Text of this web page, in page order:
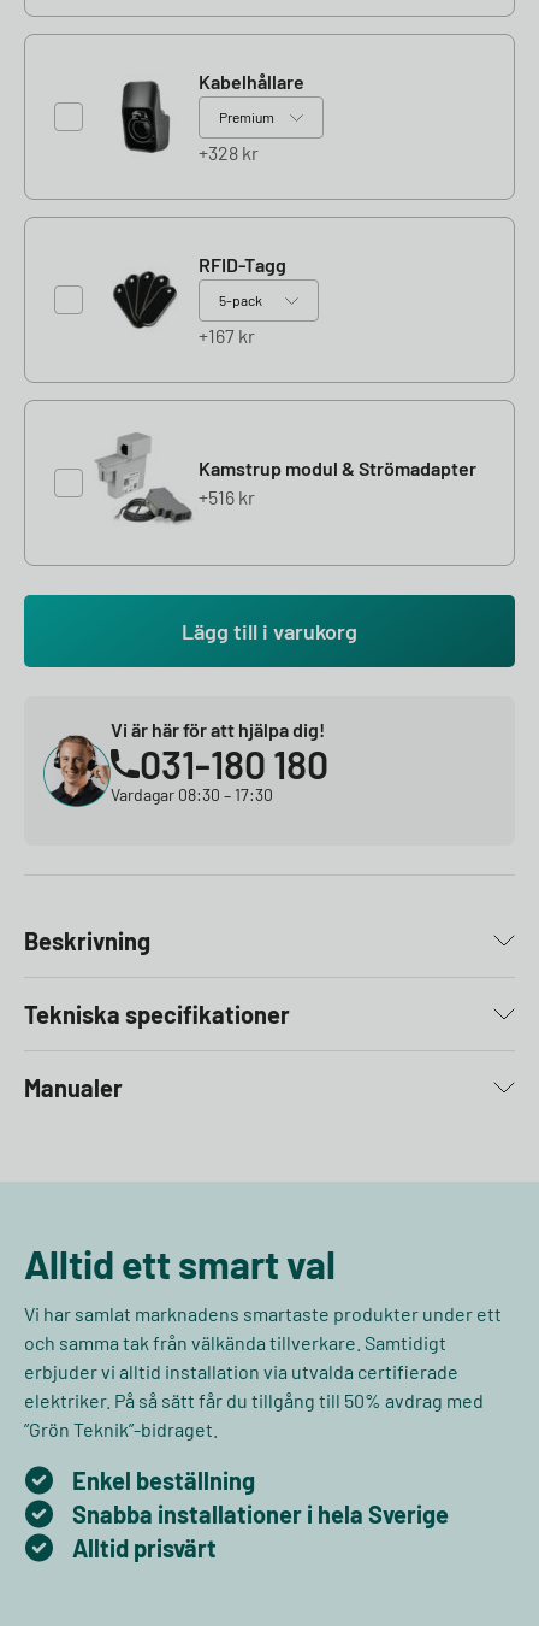
Kabelhållare
328 kr
RFID-Tagg
167 kr
Kamstrup modul & Strömadapter
516 kr
Lägg till i varukorg
Vi är här för att hjälpa dig!
031-180 180
Vardagar 08:30 – 17:30
Beskrivning
Tekniska specifikationer
Manualer
Alltid ett smart val
Vi har samlat marknadens smartaste produkter under ett
och samma tak från välkända tillverkare. Samtidigt
erbjuder vi alltid installation via utvalda certifierade
elektriker. På så sätt får du tillgång till 50% avdrag med
”Grön Teknik”-bidraget.
Enkel beställning
Snabba installationer i hela Sverige
Alltid prisvärt